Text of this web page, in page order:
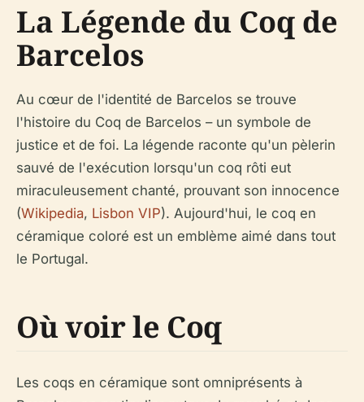
La Légende du Coq de
Barcelos
Au cœur de l'identité de Barcelos se trouve
l'histoire du Coq de Barcelos – un symbole de
justice et de foi. La légende raconte qu'un pèlerin
sauvé de l'exécution lorsqu'un coq rôti eut
miraculeusement chanté, prouvant son innocence
(Wikipedia, Lisbon VIP). Aujourd'hui, le coq en
céramique coloré est un emblème aimé dans tout
le Portugal.
Où voir le Coq
Les coqs en céramique sont omniprésents à